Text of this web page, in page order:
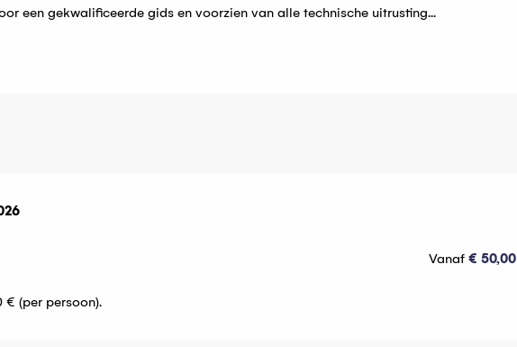
een gekwalificeerde gids en voorzien van alle technische uitrusting...
september 2026
Vanaf€ 50,00
(per persoon).